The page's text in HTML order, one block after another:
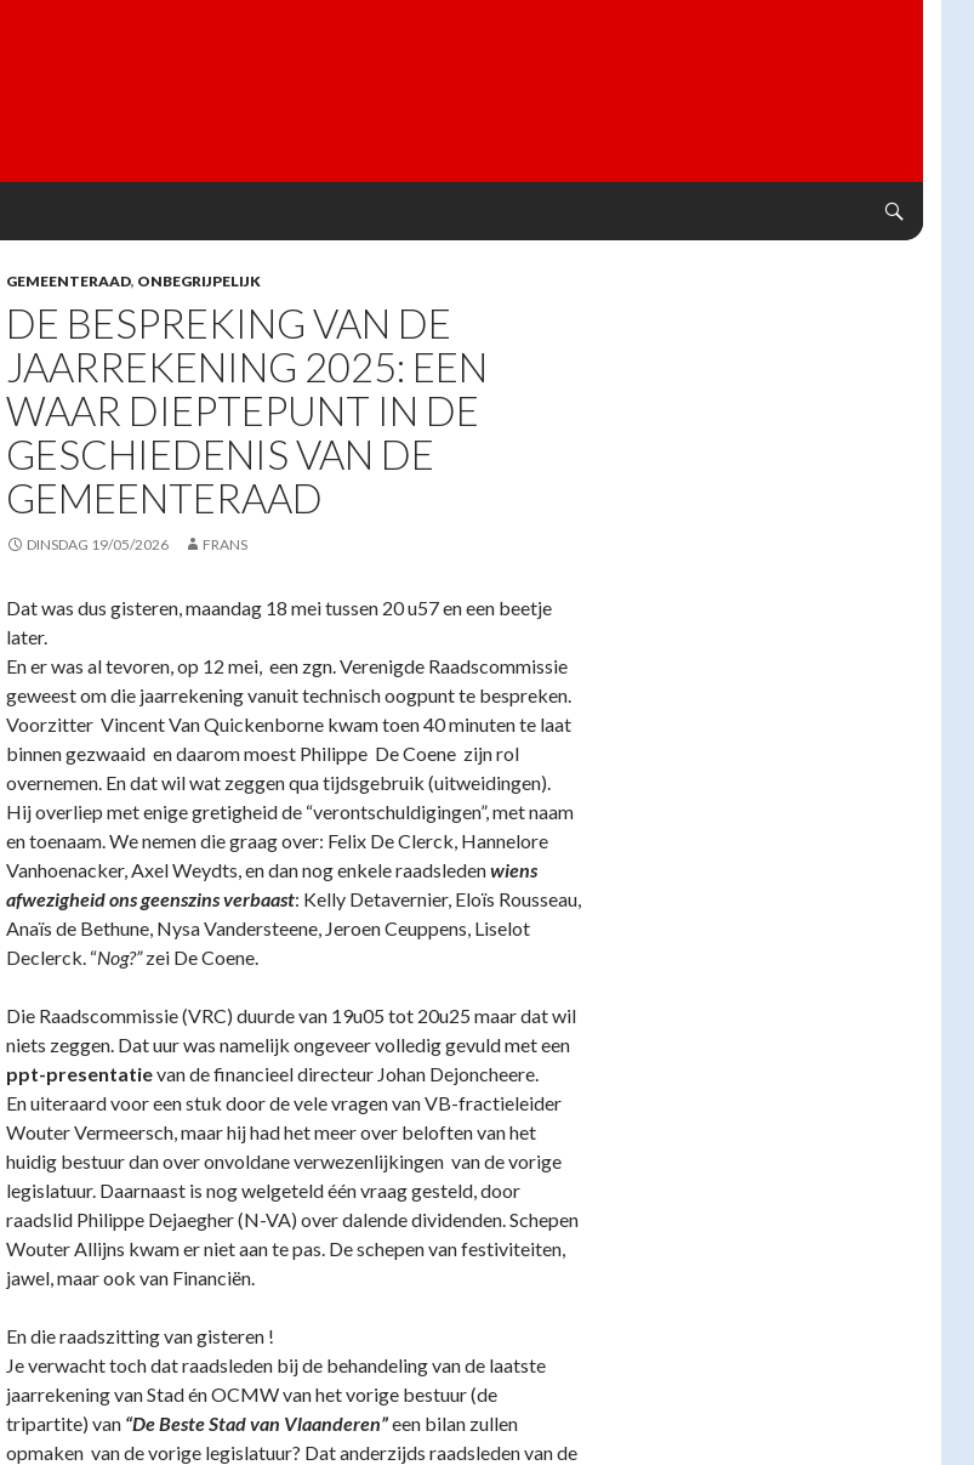
GEMEENTERAAD, ONBEGRIJPELIJK
DE BESPREKING VAN DE
JAARREKENING 2025: EEN
WAAR DIEPTEPUNT IN DE
GESCHIEDENIS VAN DE
GEMEENTERAAD
DINSDAG 19/05/2026 FRANS
Dat was dus gisteren, maandag 18 mei tussen 20 u57 en een beetje
later.
En er was al tevoren, op 12 mei, een zgn. Verenigde Raadscommissie
geweest om die jaarrekening vanuit technisch oogpunt te bespreken.
Voorzitter Vincent Van Quickenborne kwam toen 40 minuten te laat
binnen gezwaaid en daarom moest Philippe De Coene zijn rol
overnemen. En dat wil wat zeggen qua tijdsgebruik (uitweidingen).
Hij overliep met enige gretigheid de “verontschuldigingen”, met naam
en toenaam. We nemen die graag over: Felix De Clerck, Hannelore
Vanhoenacker, Axel Weydts, en dan nog enkele raadsledenwiens
afwezigheid ons geenszins verbaast: Kelly Detavernier, Eloïs Rousseau,
Anaïs de Bethune, Nysa Vandersteene, Jeroen Ceuppens, Liselot
Declerck. “Nog?”zei De Coene.
Die Raadscommissie (VRC) duurde van 19u05 tot 20u25 maar dat wil
niets zeggen. Dat uur was namelijk ongeveer volledig gevuld met een
ppt-presentatievan de financieel directeur Johan Dejoncheere.
En uiteraard voor een stuk door de vele vragen van VB-fractieleider
Wouter Vermeersch, maar hij had het meer over beloften van het
huidig bestuur dan over onvoldane verwezenlijkingen van de vorige
legislatuur. Daarnaast is nog welgeteld één vraag gesteld, door
raadslid Philippe Dejaegher (N-VA) over dalende dividenden. Schepen
Wouter Allijns kwam er niet aan te pas. De schepen van festiviteiten,
jawel, maar ook van Financiën.
En die raadszitting van gisteren !
Je verwacht toch dat raadsleden bij de behandeling van de laatste
jaarrekening van Stad én OCMW van het vorige bestuur (de
tripartite) van “De Beste Stad van Vlaanderen”een bilan zullen
opmaken van de vorige legislatuur? Dat anderzijds raadsleden van de